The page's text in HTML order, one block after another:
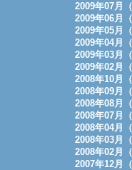
2009年07月（
2009年06月（
2009年05月（
2009年04月（
2009年03月（
2009年02月（
2008年10月（
2008年09月（
2008年08月（
2008年07月（
2008年04月（
2008年03月（
2008年02月（
2007年12月（